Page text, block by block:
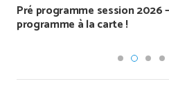
Pré programme session 2026
programme à la carte !